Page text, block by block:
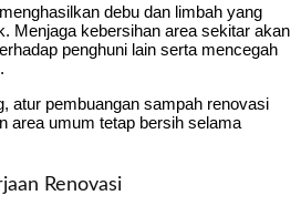
debu dan limbah yang
Menjaga kebersihan area sekitar akan
penghuni lain serta mencegah
atur pembuangan sampah renovasi
area umum tetap bersih selama
Renovasi